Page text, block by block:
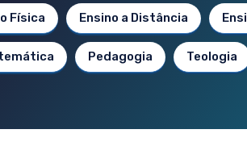
Física Ensino a Distância
Pedagogia Teologia